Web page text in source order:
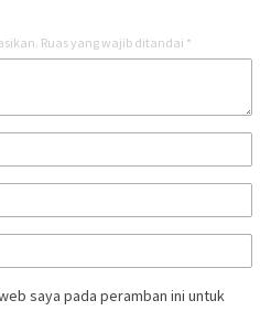
Ruas yang wajib ditandai *
saya pada peramban ini untuk